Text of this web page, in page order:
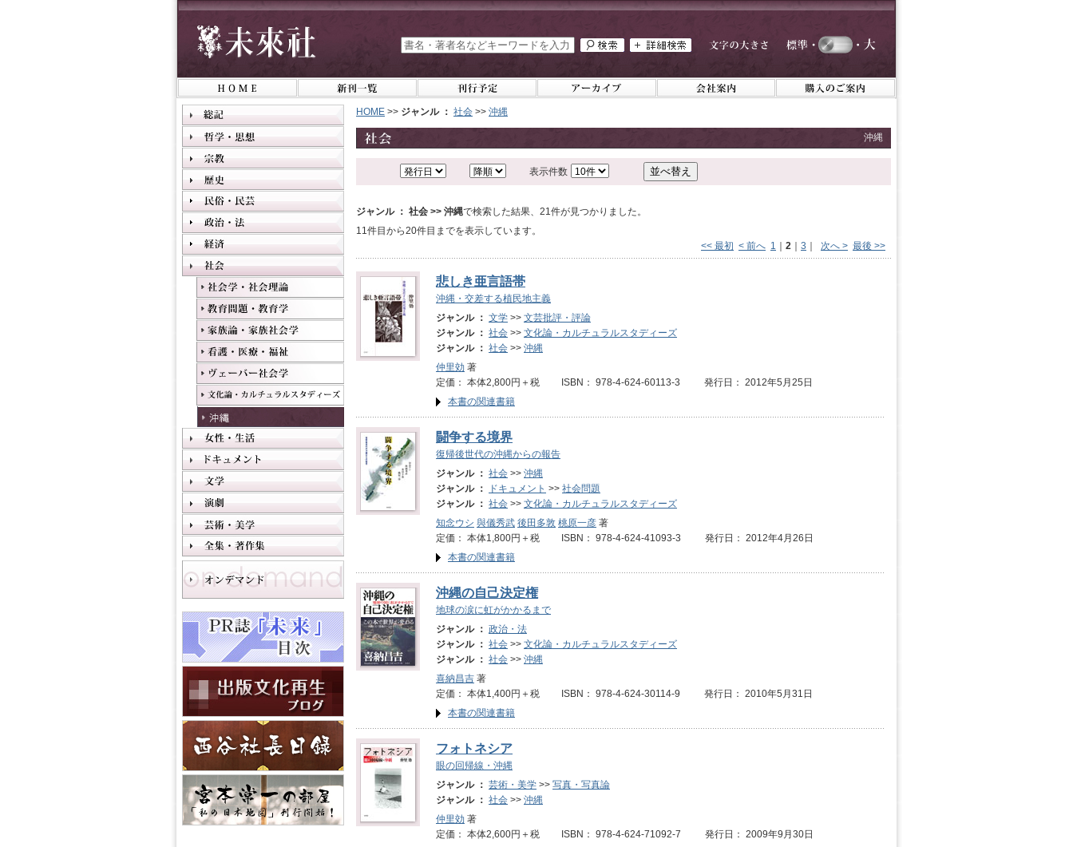
HOME >> ジャンル ： 社会 >> 沖縄
沖縄
表示件数
ジャンル ： 社会 >> 沖縄で検索した結果、21件が見つかりました。
11件目から20件目までを表示しています。
<< 最初 < 前へ 1 2 3 次へ > 最後 >>
悲しき亜言語帯
沖縄・交差する植民地主義
ジャンル ： 文学 >> 文芸批評・評論
ジャンル ： 社会 >> 文化論・カルチュラルスタディーズ
ジャンル ： 社会 >> 沖縄
仲里効 著
定価： 本体2,800円＋税 ISBN： 978-4-624-60113-3 発行日： 2012年5月25日
本書の関連書籍
闘争する境界
復帰後世代の沖縄からの報告
ジャンル ： 社会 >> 沖縄
ジャンル ：
ドキュメント >> 社会問題
ジャンル ： 社会 >> 文化論・カルチュラルスタディーズ
知念ウシ 與儀秀武 後田多敦 桃原一彦 著
定価： 本体1,800円＋税 ISBN： 978-4-624-41093-3 発行日： 2012年4月26日
本書の関連書籍
沖縄の自己決定権
地球の涙に虹がかかるまで
ジャンル ： 政治・法
ジャンル ： 社会 >> 文化論・カルチュラルスタディーズ
ジャンル ： 社会 >> 沖縄
喜納昌吉 著
定価： 本体1,400円＋税 ISBN： 978-4-624-30114-9 発行日： 2010年5月31日
本書の関連書籍
フォトネシア
眼の回帰線・沖縄
ジャンル ： 芸術・美学 >> 写真・写真論
ジャンル ： 社会 >> 沖縄
仲里効 著
定価： 本体2,600円＋税 ISBN： 978-4-624-71092-7 発行日： 2009年9月30日